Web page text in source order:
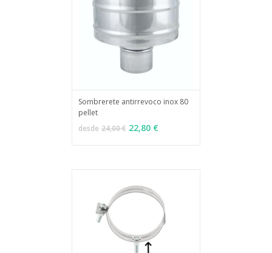
VER OPCIONES
Sombrerete antirrevoco inox 80
pellet
desde 24,00 € 22,80 €